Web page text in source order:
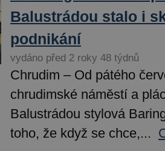
Balustrádou stalo i
podnikání
vydáno před 2 roky 48 týdnů
Chrudim – Od pátého
chrudimské náměstí a
Balustrádou stylová
toho, že když se chce,...